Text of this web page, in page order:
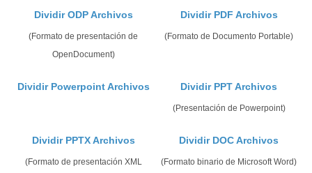
Dividir ODP Archivos
(Formato de presentación de
OpenDocument)
Dividir PDF Archivos
(Formato de Documento Portable)
Dividir Powerpoint Archivos Dividir PPT Archivos
(Presentación de Powerpoint)
Dividir PPTX Archivos
(Formato de presentación XML
Dividir DOC Archivos
(Formato binario de Microsoft Word)